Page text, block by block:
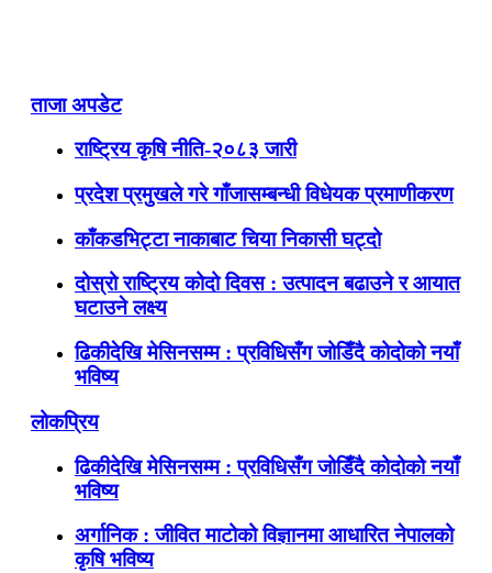
ताजा अपडेट
राष्ट्रिय कृषि नीति-२०८३ जारी
प्रदेश प्रमुखले गरे गाँजासम्बन्धी विधेयक प्रमाणीकरण
काँकडभिट्टा नाकाबाट चिया निकासी घट्दो
दोस्रो राष्ट्रिय कोदो दिवस : उत्पादन बढाउने र आयात
घटाउने लक्ष्य
ढिकीदेखि मेसिनसम्म : प्रविधिसँग जोडिँदै कोदोको नयाँ
भविष्य
लोकप्रिय
ढिकीदेखि मेसिनसम्म : प्रविधिसँग जोडिँदै कोदोको नयाँ
भविष्य
अर्गानिक : जीवित माटोको विज्ञानमा आधारित नेपालको
कृषि भविष्य